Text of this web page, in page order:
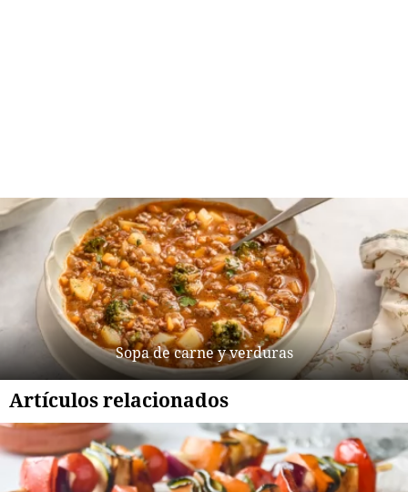
Sopa de carne y verduras
Artículos relacionados